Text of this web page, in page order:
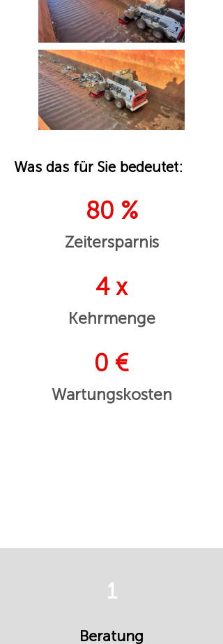
Was das für Sie bedeutet:
80 %
Zeitersparnis
4 x
Kehrmenge
0 €
Wartungskosten
1
Beratung